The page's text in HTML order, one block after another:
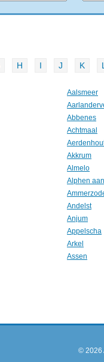
H I J K L
Aalsmeer
Abbenes
Achtmaal
Akkrum
Almelo
Alphen
Andelst
Anjum
Appelscha
Arkel
Assen
© 2026